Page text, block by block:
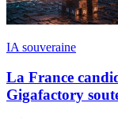
IA souveraine
La France
Gigafactory